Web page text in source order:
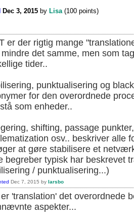
Dec 3, 2015 by Lisa (100 points)
er der rigtig mange
det samme, men som
tider..
punktualisering og
for den overordnede
som enheder..
shifting, passage
osv.. beskriver alle
at gøre stabilisere et
begreber typisk har beskrevet
/ punktualisering...)
Dec 7, 2015 by larsbo
'translation' det overordnede
aspekter...